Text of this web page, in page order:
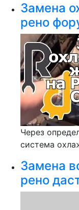
Замена
рено
Через
система
Замена
рено